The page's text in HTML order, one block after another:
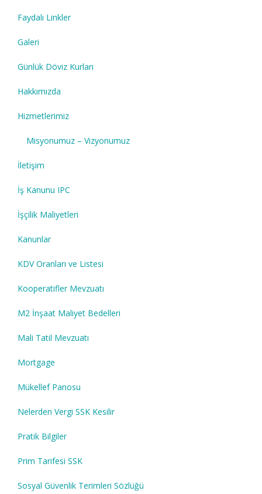
Faydalı Linkler
Galeri
Günlük Döviz Kurları
Hakkımızda
Hizmetlerimiz
Misyonumuz – Vizyonumuz
İletişim
İş Kanunu IPC
İşçilik Maliyetleri
Kanunlar
KDV Oranları ve Listesi
Kooperatifler Mevzuatı
M2 İnşaat Maliyet Bedelleri
Mali Tatil Mevzuatı
Mortgage
Mükellef Panosu
Nelerden Vergi SSK Kesilir
Pratik Bilgiler
Prim Tarifesi SSK
Sosyal Güvenlik Terimleri Sözlüğü